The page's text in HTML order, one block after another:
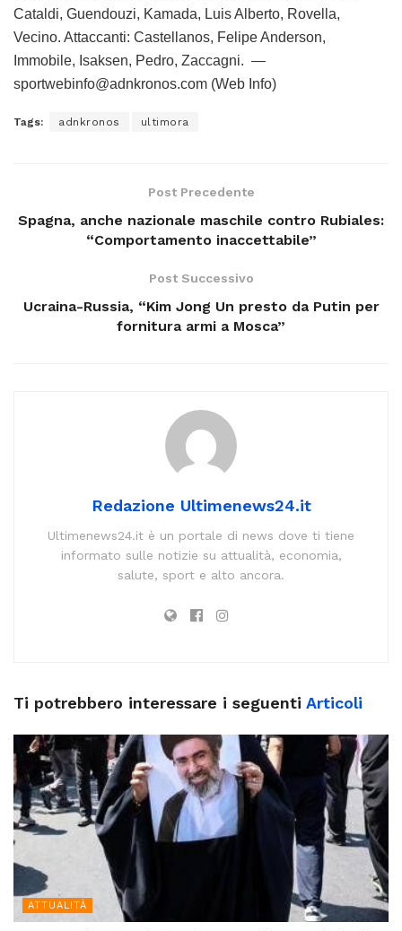
Cataldi, Guendouzi, Kamada, Luis Alberto, Rovella,
Vecino. Attaccanti: Castellanos, Felipe Anderson,
Immobile, Isaksen, Pedro, Zaccagni. —
sportwebinfo@adnkronos.com (Web Info)
Tags: adnkronos ultimora
Post Precedente
Spagna, anche nazionale maschile contro Rubiales:
“Comportamento inaccettabile”
Post Successivo
Ucraina-Russia, “Kim Jong Un presto da Putin per
fornitura armi a Mosca”
Redazione Ultimenews24.it
Ultimenews24.it è un portale di news dove ti tiene
informato sulle notizie su attualità, economia,
salute, sport e alto ancora.
Ti potrebbero interessare i seguenti Articoli
ATTUALITÀ